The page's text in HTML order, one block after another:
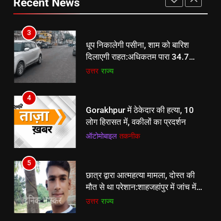
4
Gorakhpur में ठेकेदार की हत्या, 10
लोग हिरासत में, वकीलों का प्रदर्शन
5
छात्र द्वारा आत्महत्या मामला, दोस्त की
मौत से था परेशान:शाहजहांपुर में जांच में
खुलासा, दो महीने पहले दोस्त ने भी दी थी
जान
उत्तर राज्य
6
Sumit Roy से CID ने सालबोनी जमीन
घोटाले में लगातार दूसरे दिन 6 घंटे पूछताछ
3
धूप निकालेगी पसीना, शाम को बारिश
दिलाएगी राहत:अधिकतम पारा 34.7
पहुंचा, उमस व गर्मी से लोग हुए परेशान
उत्तर राज्य
4
Gorakhpur में ठेकेदार की हत्या, 10
लोग हिरासत में, वकीलों का प्रदर्शन
ऑटोमोबाइल तकनीक
5
छात्र द्वारा आत्महत्या मामला, दोस्त की
मौत से था परेशान:शाहजहांपुर में जांच में
खुलासा, दो महीने पहले दोस्त ने भी दी थी
उत्तर राज्य